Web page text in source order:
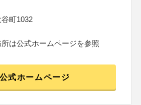
町1032
は公式ホームページを参照
公式ホームページ